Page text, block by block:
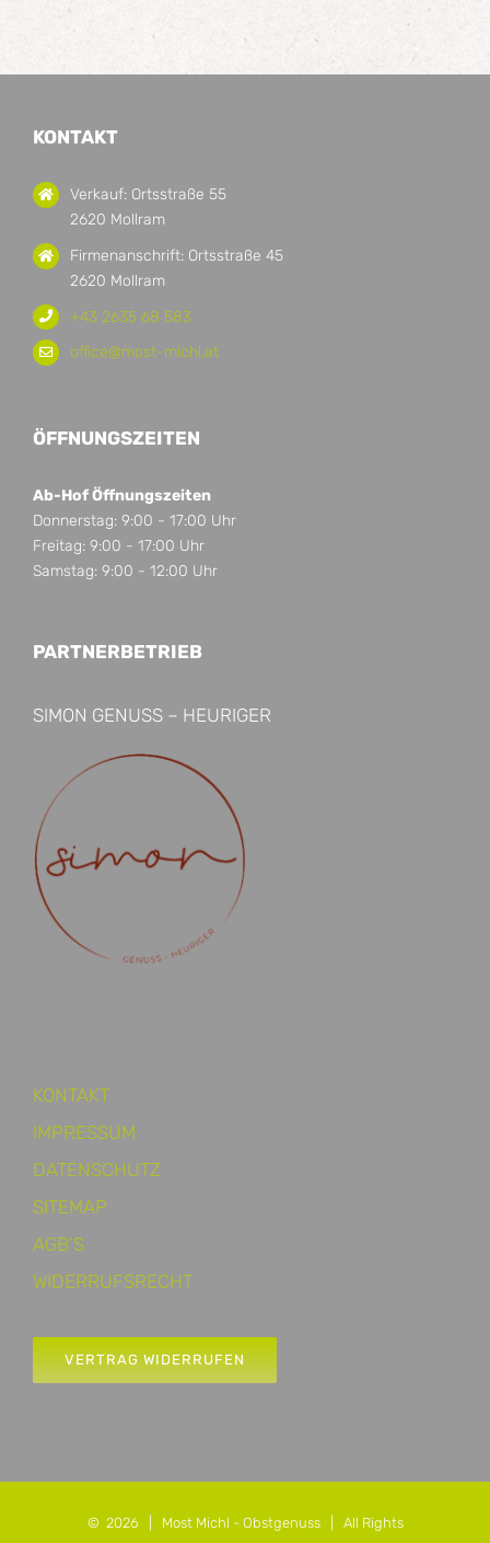
KONTAKT
Verkauf: Ortsstraße 55
2620 Mollram
Firmenanschrift: Ortsstraße 45
2620 Mollram
+43 2635 68 583
office@most-michl.at
ÖFFNUNGSZEITEN
Ab-Hof Öffnungszeiten
Donnerstag: 9:00 - 17:00 Uhr
Freitag: 9:00 - 17:00 Uhr
Samstag: 9:00 - 12:00 Uhr
PARTNERBETRIEB
SIMON GENUSS – HEURIGER
KONTAKT
IMPRESSUM
DATENSCHUTZ
SITEMAP
AGB’S
WIDERRUFSRECHT
VERTRAG WIDERRUFEN
© 2026 | Most Michl - Obstgenuss| All Rights